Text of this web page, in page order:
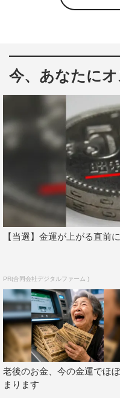
今、あなたに
【当選】金運が上がる直前
PR(合同会社デジタルファーム )
老後のお金、今の金運でほ
まります